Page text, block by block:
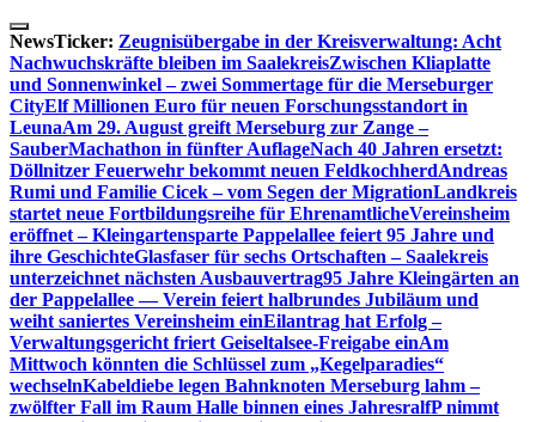
Skip
to
content
NewsTicker: Zeugnisübergabe in der Kreisverwaltung: Acht
Nachwuchskräfte bleiben im SaalekreisZwischen Kliaplatte
und Sonnenwinkel – zwei Sommertage für die Merseburger
CityElf Millionen Euro für neuen Forschungsstandort in
LeunaAm 29. August greift Merseburg zur Zange –
SauberMachathon in fünfter AuflageNach 40 Jahren ersetzt:
Döllnitzer Feuerwehr bekommt neuen FeldkochherdAndreas
Rumi und Familie Cicek – vom Segen der MigrationLandkreis
startet neue Fortbildungsreihe für EhrenamtlicheVereinsheim
eröffnet – Kleingartensparte Pappelallee feiert 95 Jahre und
ihre GeschichteGlasfaser für sechs Ortschaften – Saalekreis
unterzeichnet nächsten Ausbauvertrag95 Jahre Kleingärten an
der Pappelallee — Verein feiert halbrundes Jubiläum und
weiht saniertes Vereinsheim einEilantrag hat Erfolg –
Verwaltungsgericht friert Geiseltalsee-Freigabe einAm
Mittwoch könnten die Schlüssel zum „Kegelparadies“
wechselnKabeldiebe legen Bahnknoten Merseburg lahm –
zwölfter Fall im Raum Halle binnen eines JahresralfP nimmt